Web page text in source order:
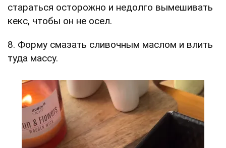
стараться осторожно и недолго вымешивать
кекс, чтобы он не осел.
8. Форму смазать сливочным маслом и влить
туда массу.